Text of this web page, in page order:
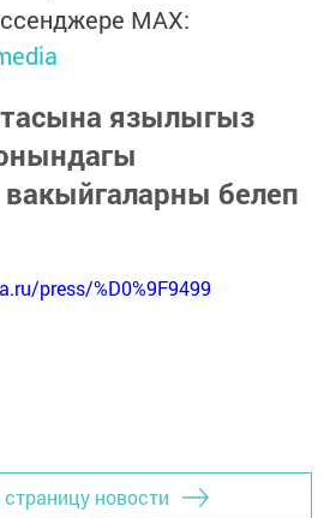
MАХ:
язылыгыз
белеп
press/%D0%9F9499
новости